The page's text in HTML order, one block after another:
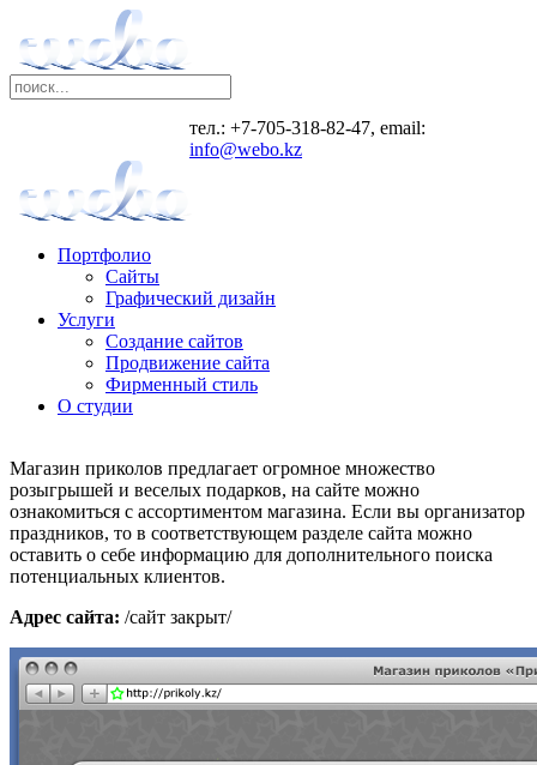
тел.: +7-705-318-82-47, email:
info@webo.kz
Портфолио
Сайты
Графический дизайн
Услуги
Создание сайтов
Продвижение сайта
Фирменный стиль
О студии
Магазин приколов предлагает огромное множество
розыгрышей и веселых подарков, на сайте можно
ознакомиться с ассортиментом магазина. Если вы организатор
праздников, то в соответствующем разделе сайта можно
оставить о себе информацию для дополнительного поиска
потенциальных клиентов.
Адрес сайта: /сайт закрыт/